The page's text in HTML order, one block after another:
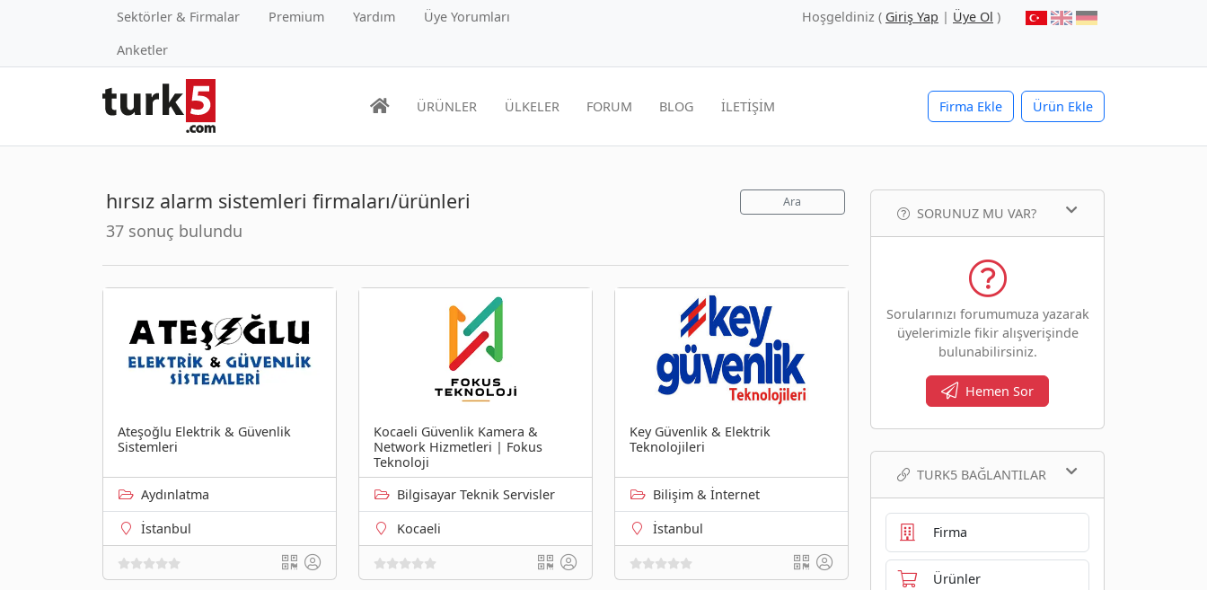
Sektörler & Firmalar Premium Yardım
Üye Yorumları
Anketler
Hoşgeldiniz ( Giriş Yap | Üye Ol )
Firma Ekle Ürün Ekle
ÜRÜNLER ÜLKELER FORUM BLOG İLETİŞİM
hırsız alarm sistemleri firmaları/ürünleri
37 sonuç bulundu
Ara
Ateşoğlu Elektrik & Güvenlik
Sistemleri
Aydınlatma
İstanbul
Kocaeli Güvenlik Kamera &
Network Hizmetleri | Fokus
Teknoloji
Bilgisayar Teknik Servisler
Kocaeli
Key Güvenlik & Elektrik
Teknolojileri
Bilişim & İnternet
İstanbul
SORUNUZ MU VAR?
Sorularınızı forumumuza yazarak
üyelerimizle fikir alışverişinde
bulunabilirsiniz.
Hemen Sor
TURK5 BAĞLANTILAR
Firma
Ürünler